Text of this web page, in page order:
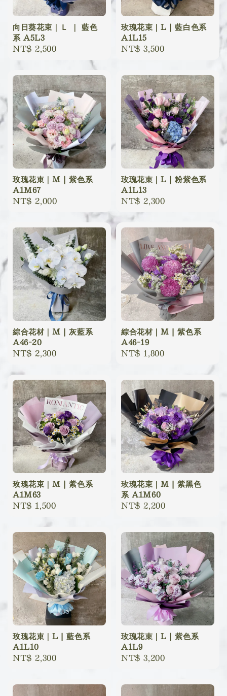
向日葵花束｜Ｌ ｜ 藍色
系 A5L3
Regular
price
NT$ 2,500
玫瑰花束｜L | 藍白色系
A1L15
Regular
NT$ 3,500
玫瑰花束｜M | 紫色系
A1M67
Regular
NT$ 2,000
玫瑰花束｜L | 粉紫色系
A1L13
Regular
price
NT$ 2,300
綜合花材｜M | 灰藍系
A46-20
Regular
NT$ 2,300
綜合花材｜M | 紫色系
A46-19
Regular
NT$ 1,800
玫瑰花束｜M | 紫色系
A1M63
Regular
NT$ 1,500
玫瑰花束｜M | 紫黑色
系 A1M60
Regular
NT$ 2,200
玫瑰花束｜L | 藍色系
A1L10
Regular
NT$ 2,300
玫瑰花束｜L | 紫色系
A1L9
Regular
NT$ 3,200